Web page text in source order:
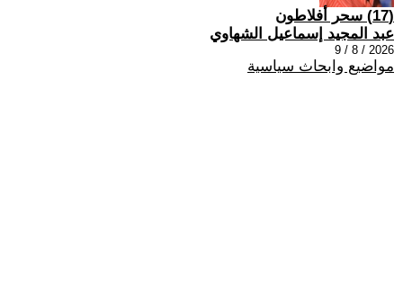
(17) سحر أفلاطون
عبد المجيد إسماعيل الشهاوي
2026 / 8 / 9
مواضيع وابحاث سياسية